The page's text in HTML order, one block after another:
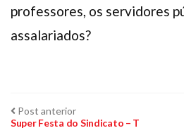
professores, os servidores
assalariados?
Navegação
Post anteriorPost
anterior:
Super Festa do Sindicato – T